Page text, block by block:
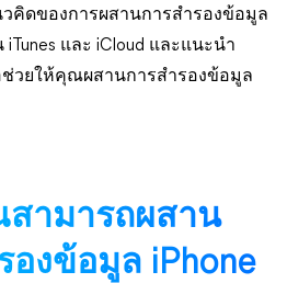
วคิดของการผสานการสำรองข้อมูล
และ iCloud และแนะนำ
วยให้คุณผสานการสำรองข้อมูล
ามารถผสาน
องข้อมูล iPhone